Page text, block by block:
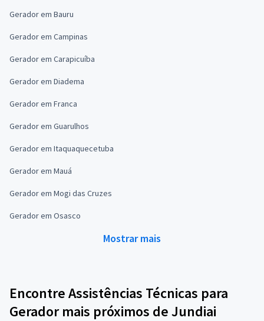
Gerador em Bauru
Gerador em Campinas
Gerador em Carapicuíba
Gerador em Diadema
Gerador em Franca
Gerador em Guarulhos
Gerador em Itaquaquecetuba
Gerador em Mauá
Gerador em Mogi das Cruzes
Gerador em Osasco
Mostrar mais
Encontre Assistências Técnicas para
Gerador mais próximos de Jundiai